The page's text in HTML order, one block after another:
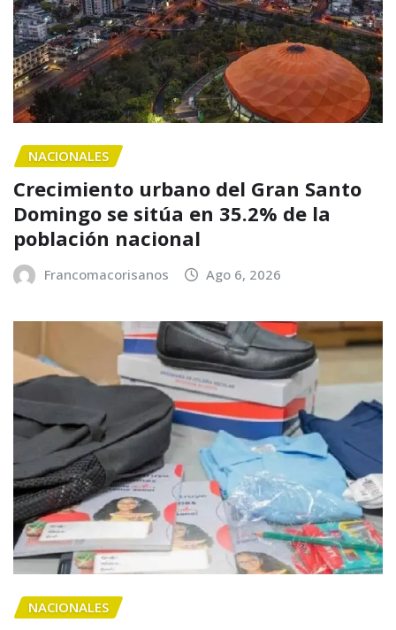
NACIONALES
Crecimiento urbano del Gran Santo
Domingo se sitúa en 35.2% de la
población nacional
Francomacorisanos Ago 6, 2026
NACIONALES